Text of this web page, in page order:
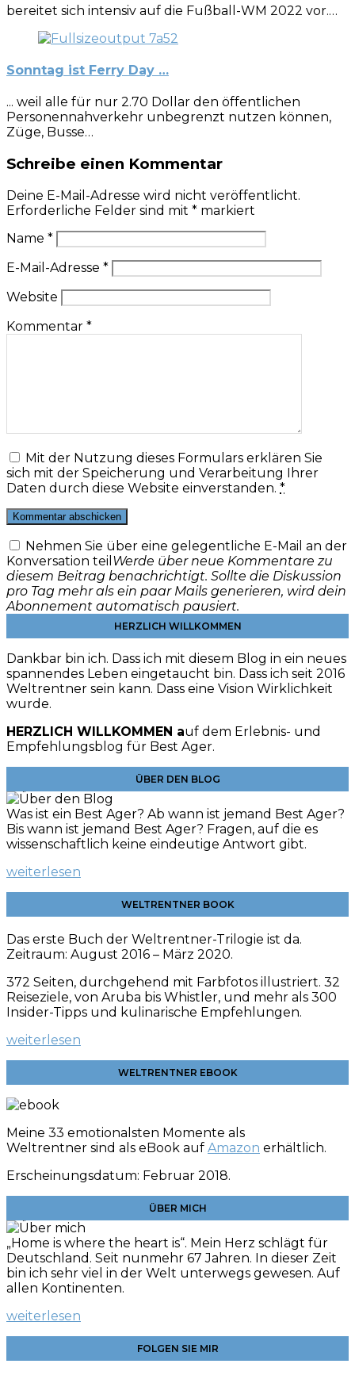
bereitet sich intensiv auf die Fußball-WM 2022 vor.…
Sonntag ist Ferry Day …
... weil alle für nur 2.70 Dollar den öffentlichen
Personennahverkehr unbegrenzt nutzen können,
Züge, Busse…
Schreibe einen Kommentar
Deine E-Mail-Adresse wird nicht veröffentlicht.
Erforderliche Felder sind mit * markiert
Name *
E-Mail-Adresse *
Website
Kommentar *
Mit der Nutzung dieses Formulars erklären Sie
sich mit der Speicherung und Verarbeitung Ihrer
Daten durch diese Website einverstanden. *
Nehmen Sie über eine gelegentliche E-Mail an der
Konversation teil Werde über neue Kommentare zu
diesem Beitrag benachrichtigt. Sollte die Diskussion
pro Tag mehr als ein paar Mails generieren, wird dein
Abonnement automatisch pausiert.
HERZLICH WILLKOMMEN
Dankbar bin ich. Dass ich mit diesem Blog in ein neues
spannendes Leben eingetaucht bin. Dass ich seit 2016
Weltrentner sein kann. Dass eine Vision Wirklichkeit
wurde.
HERZLICH WILLKOMMEN auf dem Erlebnis- und
Empfehlungsblog für Best Ager.
ÜBER DEN BLOG
Was ist ein Best Ager? Ab wann ist jemand Best Ager?
Bis wann ist jemand Best Ager? Fragen, auf die es
wissenschaftlich keine eindeutige Antwort gibt.
weiterlesen
WELTRENTNER BOOK
Das erste Buch der Weltrentner-Trilogie ist da.
Zeitraum: August 2016 – März 2020.
372 Seiten, durchgehend mit Farbfotos illustriert. 32
Reiseziele, von Aruba bis Whistler, und mehr als 300
Insider-Tipps und kulinarische Empfehlungen.
weiterlesen
WELTRENTNER EBOOK
Meine 33 emotionalsten Momente als
Weltrentner sind als eBook auf Amazon erhältlich.
Erscheinungsdatum: Februar 2018.
ÜBER MICH
„Home is where the heart is“. Mein Herz schlägt für
Deutschland. Seit nunmehr 67 Jahren. In dieser Zeit
bin ich sehr viel in der Welt unterwegs gewesen. Auf
allen Kontinenten.
weiterlesen
FOLGEN SIE MIR